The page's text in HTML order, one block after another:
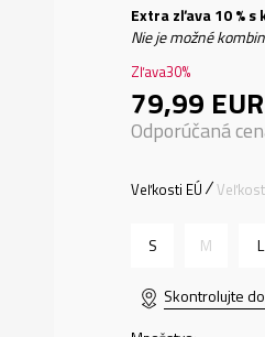
Extra zľava 10 % s
Nie je možné
Zľava30%
79,99 EUR
Odporúčaná
Veľkosti EÚ
S M L
Skontrolujte